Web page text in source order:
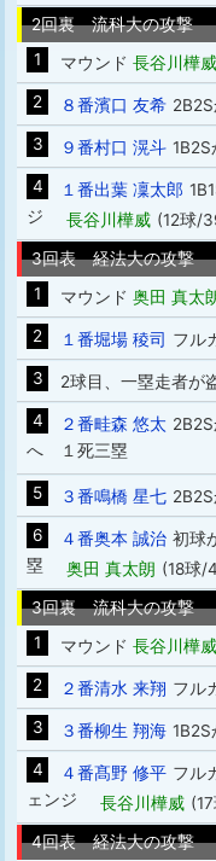
2回裏 流科大の攻撃
1
マウンド 長谷川樺威
2
８番濱口 友希
3
９番村口 滉斗
4
１番出葉 凜太郎
ジ 長谷川樺威 (12球/
3回表 経法大の攻撃
1
マウンド 奥田 真太
2
１番堀場 稜司 フル
3
2球目、一塁走者
4
２番畦森 悠太
へ １死三塁
5 ３番鳴橋 星七
6
４番奥本 誠治 初球
塁 奥田 真太朗 (18球/
3回裏 流科大の攻撃
1
マウンド 長谷川樺威
2
２番清水 来翔 フル
3
３番柳生 翔海
4
４番髙野 修平 フル
ェンジ 長谷川樺威
4回表 経法大の攻撃